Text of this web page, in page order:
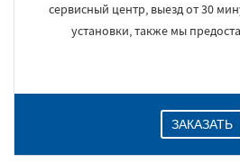
сервисный центр, выезд от 30
установки, также мы
ЗАКАЗАТЬ